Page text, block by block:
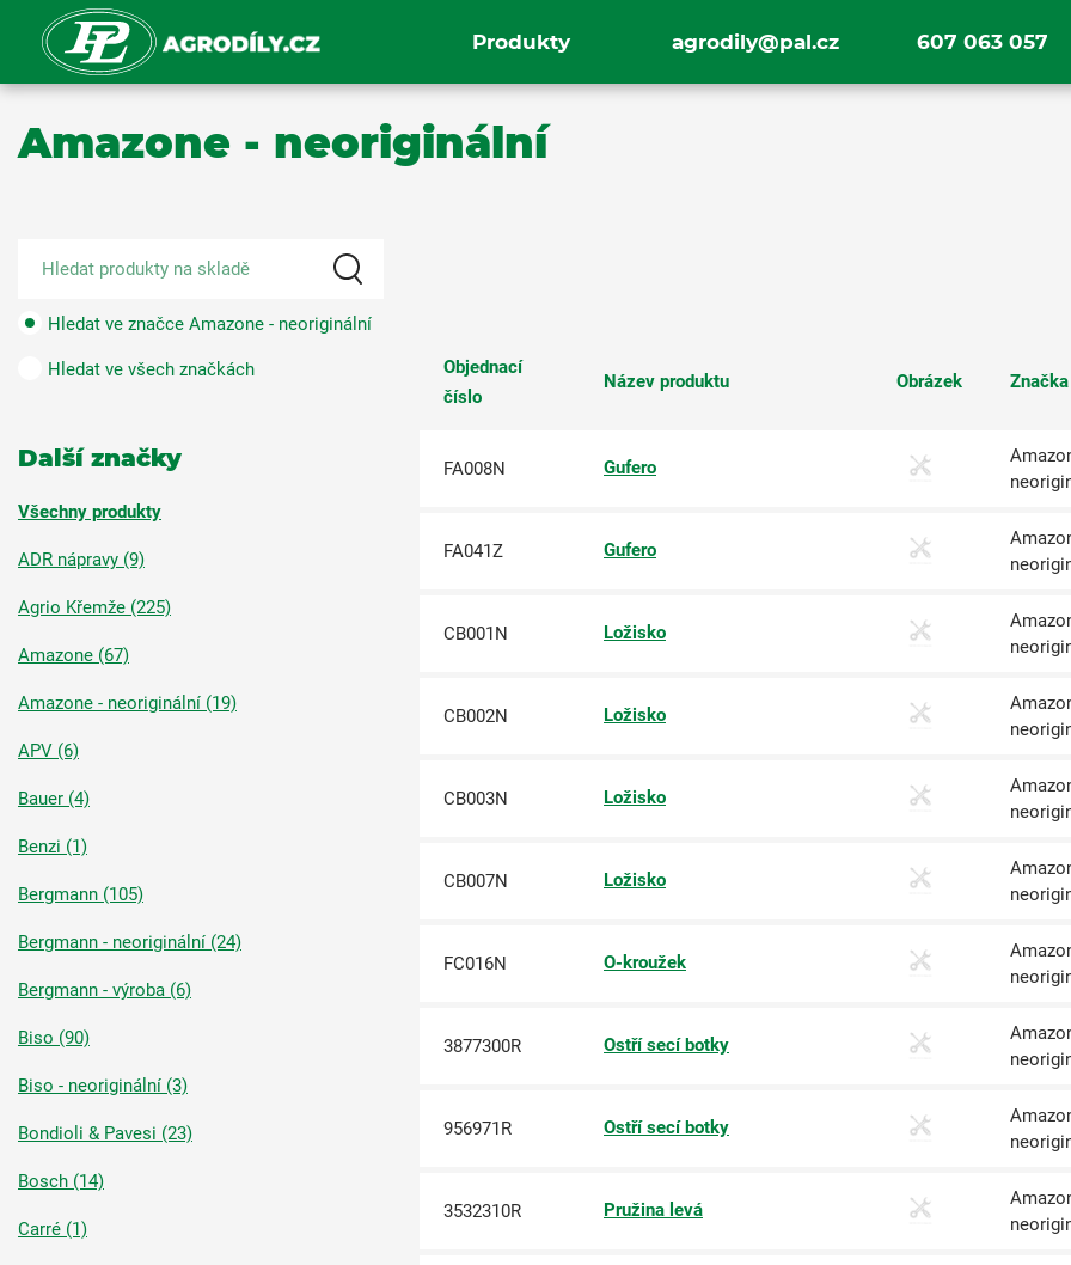
agrodily@pal.cz 607 063 057
Produkty
Amazone - neoriginální
Hledat ve značce Amazone - neoriginální
Hledat ve všech značkách
Další značky
Všechny produkty
ADR nápravy (9)
Agrio Křemže (225)
Amazone (67)
Amazone - neoriginální (19)
APV (6)
Bauer (4)
Benzi (1)
Bergmann (105)
Bergmann - neoriginální (24)
Bergmann - výroba (6)
Biso (90)
Biso - neoriginální (3)
Bondioli & Pavesi (23)
Bosch (14)
Carré (1)
Objednací
číslo
Název produktu Obrázek Značka
FA008N Gufero
FA041Z Gufero
CB001N Ložisko
CB002N Ložisko
CB003N Ložisko
CB007N Ložisko
FC016N O-kroužek
3877300R Ostří secí botky
956971R Ostří secí botky
3532310R Pružina levá